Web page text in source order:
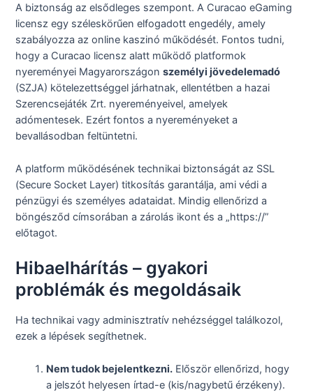
A biztonság az elsődleges szempont. A Curacao eGaming
licensz egy széleskörűen elfogadott engedély, amely
szabályozza az online kaszinó működését. Fontos tudni,
hogy a Curacao licensz alatt működő platformok
nyereményei Magyarországonszemélyi jövedelemadó
(SZJA) kötelezettséggel járhatnak, ellentétben a hazai
Szerencsejáték Zrt. nyereményeivel, amelyek
adómentesek. Ezért fontos a nyereményeket a
bevallásodban feltüntetni.
A platform működésének technikai biztonságát az SSL
(Secure Socket Layer) titkosítás garantálja, ami védi a
pénzügyi és személyes adataidat. Mindig ellenőrizd a
böngésződ címsorában a zárolás ikont és a „https://”
előtagot.
Hibaelhárítás – gyakori
problémák és megoldásaik
Ha technikai vagy adminisztratív nehézséggel találkozol,
ezek a lépések segíthetnek.
Nem tudok bejelentkezni. Először ellenőrizd, hogy
a jelszót helyesen írtad-e (kis/nagybetű érzékeny).